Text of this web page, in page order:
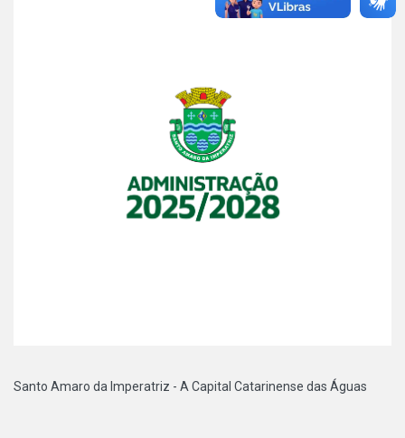
Santo Amaro da Imperatriz - A Capital Catarinense das Águas